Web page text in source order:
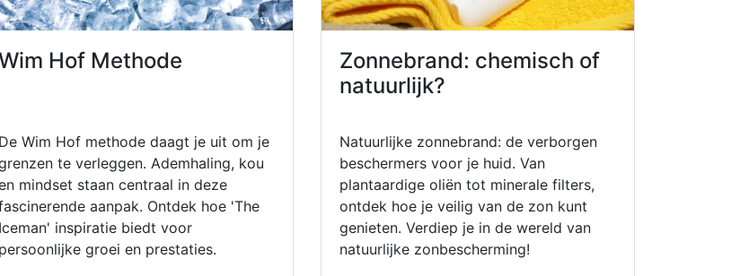
Hof Methode
De Wim Hof methode daagt je uit om je
te verleggen. Ademhaling, kou
mindset staan centraal in deze
aanpak. Ontdek hoe 'The
Iceman' inspiratie biedt voor
persoonlijke groei en prestaties.
Zonnebrand: chemisch of
natuurlijk?
Natuurlijke zonnebrand: de verborgen
beschermers voor je huid. Van
plantaardige oliën tot minerale filters,
ontdek hoe je veilig van de zon kunt
genieten. Verdiep je in de wereld van
natuurlijke zonbescherming!